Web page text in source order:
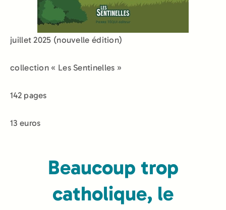
juillet 2025 (nouvelle édition)
collection « Les Sentinelles »
142 pages
13 euros
Beaucoup trop
catholique, le